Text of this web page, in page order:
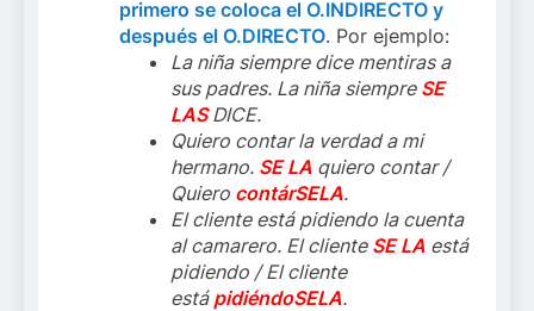
primero se coloca el O.INDIRECTO y
después el O.DIRECTO. Por ejemplo:
La niña siempre dice mentiras a
sus padres. La niña siempre SE
LASDICE.
Quiero contar la verdad a mi
hermano. SE LA quiero contar /
Quiero contárSELA.
El cliente está pidiendo la cuenta
al camarero. El cliente SE LA está
pidiendo / El cliente
está pidiéndoSELA.